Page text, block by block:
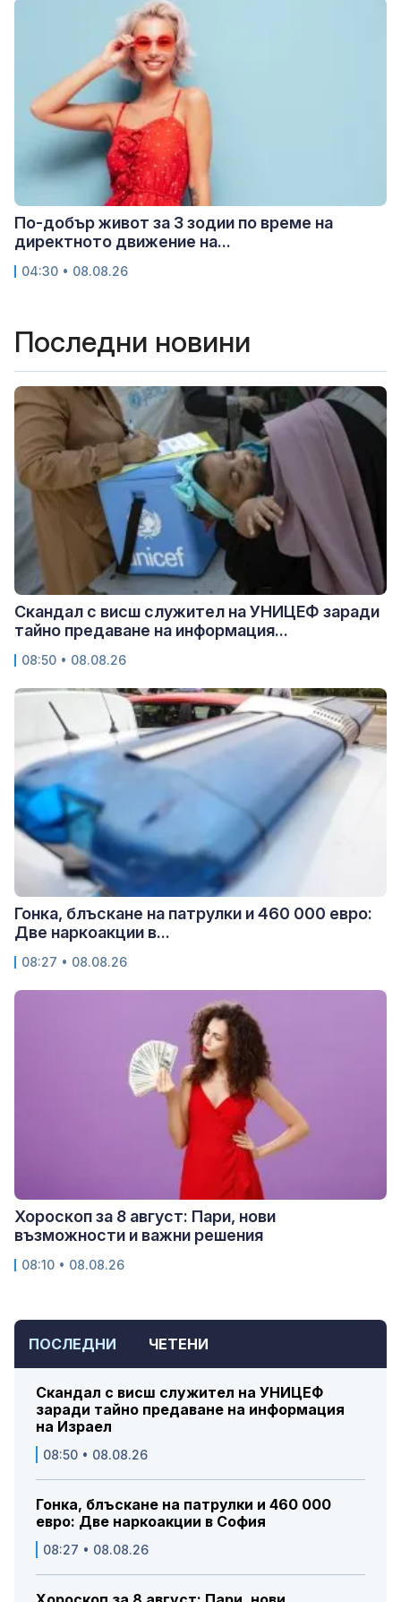
ПОСЛЕДНИ ЧЕТЕНИ
Скандал с висш служител на УНИЦЕФ
заради тайно предаване на информация
на Израел
08:50 • 08.08.26
Гонка, блъскане на патрулки и 460 000
евро: Две наркоакции в София
08:27 • 08.08.26
По-добър живот за 3 зодии по време на
директното движение на...
04:30 • 08.08.26
Последни новини
Скандал с висш служител на УНИЦЕФ заради
тайно предаване на информация...
08:50 • 08.08.26
Гонка, блъскане на патрулки и 460 000 евро:
Две наркоакции в...
08:27 • 08.08.26
Хороскоп за 8 август: Пари, нови
възможности и важни решения
08:10 • 08.08.26